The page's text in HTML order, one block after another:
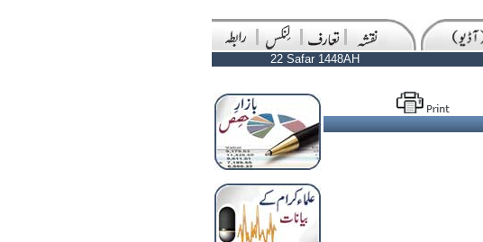
22 Safar 1448AH